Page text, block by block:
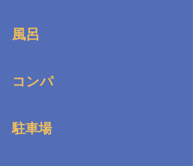
風呂
コンパ
駐車場